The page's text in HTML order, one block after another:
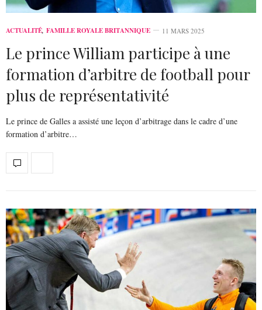
ACTUALITÉ, FAMILLE ROYALE BRITANNIQUE 11 MARS 2025
Le prince William participe à une
formation d’arbitre de football pour
plus de représentativité
Le prince de Galles a assisté une leçon d’arbitrage dans le cadre d’une
formation d’arbitre…